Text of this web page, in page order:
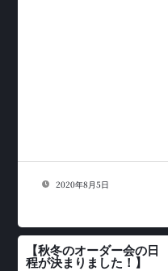
2020年8月5日
【秋冬のオーダー会の日
程が決まりました！】